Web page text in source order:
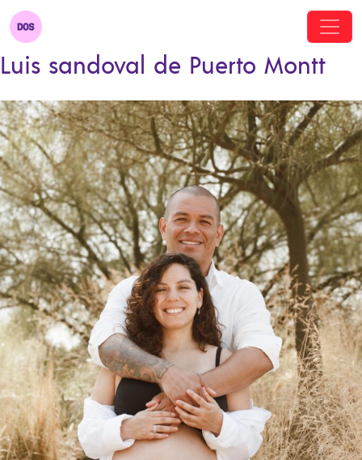
Luis sandoval de Puerto Montt